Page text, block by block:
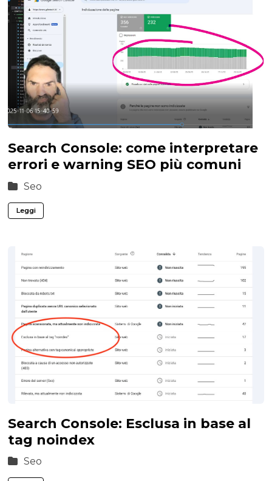
Search Console: come interpretare
errori e warning SEO più comuni
Seo
Leggi
Search Console: Esclusa in base al
tag noindex
Seo